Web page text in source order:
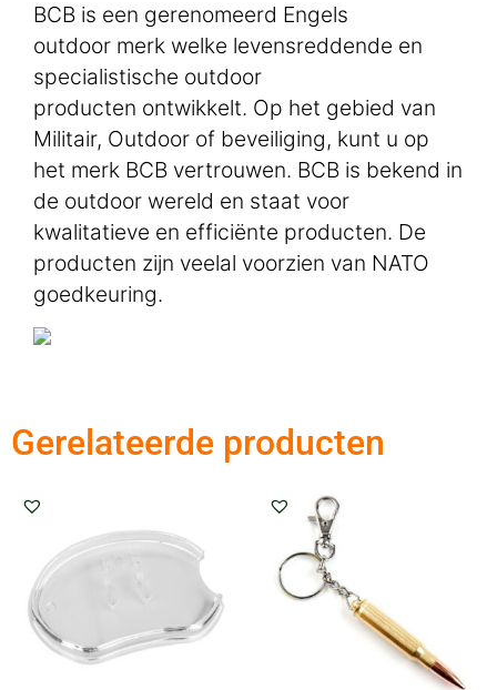
BCB is een gerenomeerd Engels
outdoor merk welke levensreddende en
specialistische outdoor
producten ontwikkelt. Op het gebied van
Militair, Outdoor of beveiliging, kunt u op
het merk BCB vertrouwen. BCB is bekend in
de outdoor wereld en staat voor
kwalitatieve en efficiënte producten. De
producten zijn veelal voorzien van NATO
goedkeuring.
Gerelateerde producten